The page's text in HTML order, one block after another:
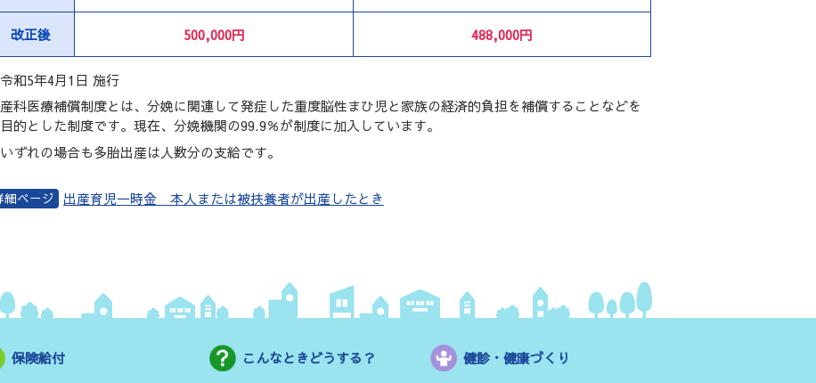
改正後 500,000円 488,000円
令和5年4月1日 施行
産科医療補償制度とは、分娩に関連して発症した重度脳性まひ児と家族の経済的負担を補償することなどを
目的とした制度です。現在、分娩機関の99.9％が制度に加入しています。
いずれの場合も多胎出産は人数分の支給です。
出産育児一時金 本人または被扶養者が出産したとき
保険給付 こんなときどうする？ 健診・健康づくり